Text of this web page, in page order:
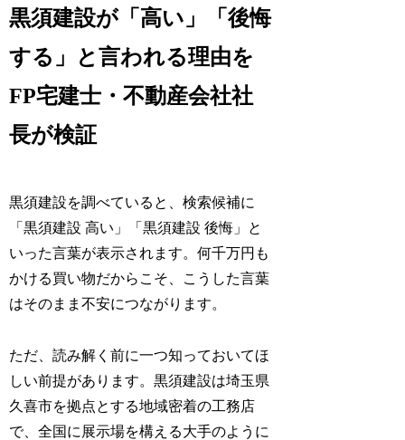
黒須建設が「高い」「後悔
する」と言われる理由を
FP宅建士・不動産会社社
長が検証
黒須建設を調べていると、検索候補に
「黒須建設 高い」「黒須建設 後悔」と
いった言葉が表示されます。何千万円も
かける買い物だからこそ、こうした言葉
はそのまま不安につながります。
ただ、読み解く前に一つ知っておいてほ
しい前提があります。黒須建設は埼玉県
久喜市を拠点とする地域密着の工務店
で、全国に展示場を構える大手のように